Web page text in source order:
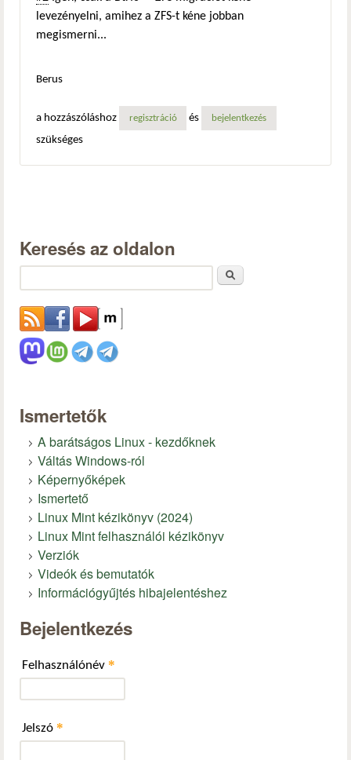
levezényelni, amihez a ZFS-t kéne jobban
megismerni...
Berus
a hozzászóláshoz regisztráció és bejelentkezés
szükséges
Keresés az oldalon
Ismertetők
A barátságos Linux - kezdőknek
Váltás Windows-ról
Képernyőképek
Ismertető
Linux Mint kézikönyv (2024)
Linux Mint felhasználói kézikönyv
Verziók
Videók és bemutatók
Információgyűjtés hibajelentéshez
Bejelentkezés
Felhasználónév *
Jelszó *